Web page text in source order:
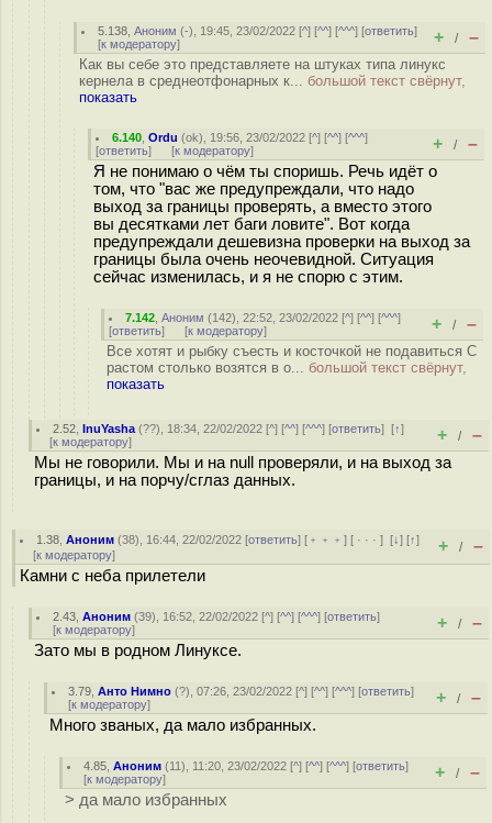
5.138 ,Аноним (-), 19:45, 23/02/2022 [^] [^^] [^^^] [ответить]
[к модератору] + / –
Как вы себе это представляете на штуках типа линукс
кернела в среднеотфонарных к... большой текст свёрнут,
показать
6.140 ,Ordu (ok), 19:56, 23/02/2022 [^] [^^] [^^^]
[ответить] [к модератору] + / –
Я не понимаю о чём ты споришь. Речь идёт о
том, что "вас же предупреждали, что надо
выход за границы проверять, а вместо этого
вы десятками лет баги ловите". Вот когда
предупреждали дешевизна проверки на выход за
границы была очень неочевидной. Ситуация
сейчас изменилась, и я не спорю с этим.
7.142 ,Аноним (142), 22:52, 23/02/2022 [^] [^^] [^^^]
[ответить] [к модератору] + / –
Все хотят и рыбку съесть и косточкой не подавиться С
растом столько возятся в о... большой текст свёрнут,
показать
2.52 ,InuYasha (??), 18:34, 22/02/2022 [^] [^^] [^^^] [ответить][↑]
[к модератору] + / –
Мы не говорили. Мы и на null проверяли, и на выход за
границы, и на порчу/сглаз данных.
1.38 ,Аноним (38), 16:44, 22/02/2022 [ответить] [ ﹢﹢﹢] [ · · ·][↓] [↑]
[к модератору] + / –
Камни с неба прилетели
2.43 ,Аноним (39), 16:52, 22/02/2022 [^] [^^] [^^^] [ответить]
[к модератору] + / –
Зато мы в родном Линуксе.
3.79 ,Анто Нимно (?), 07:26, 23/02/2022 [^] [^^] [^^^] [ответить]
[к модератору] + / –
Много званых, да мало избранных.
4.85 ,Аноним (11), 11:20, 23/02/2022 [^] [^^] [^^^] [ответить]
[к модератору] + / –
> да мало избранных